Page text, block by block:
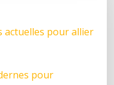
actuelles pour allier
pour